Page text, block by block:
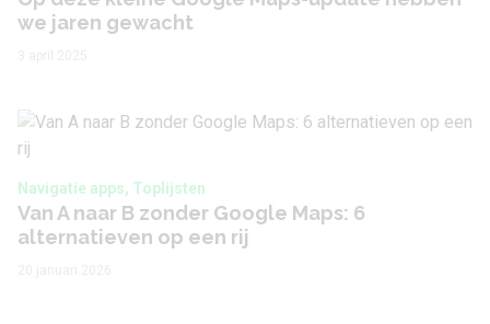
we jaren gewacht
Navigatie apps, Toplijsten
Van A naar B zonder Google Maps: 6
alternatieven op een rij